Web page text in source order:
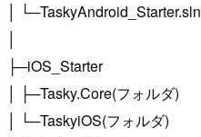
│ └─TaskyAndroid_Starter.sln
├─iOS_Starter
│ ├─Tasky.Core(フォルダ)
│ └─TaskyiOS(フォルダ)